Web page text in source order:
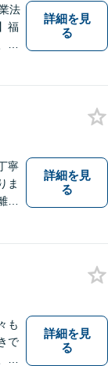
法
福
皆
詳細を見
る
寧
ま
な
軽
詳細を見
る
も
で
そ
詳細を見
る